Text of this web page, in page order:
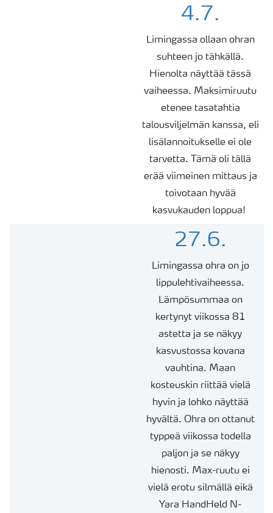
4.7.
Limingassa ollaan ohran
suhteen jo tähkällä.
Hienolta näyttää tässä
vaiheessa. Maksimiruutu
etenee tasatahtia
talousviljelmän kanssa, eli
lisälannoitukselle ei ole
tarvetta. Tämä oli tällä
erää viimeinen mittaus ja
toivotaan hyvää
kasvukauden loppua!
27.6.
Limingassa ohra on jo
lippulehtivaiheessa.
Lämpösummaa on
kertynyt viikossa 81
astetta ja se näkyy
kasvustossa kovana
vauhtina. Maan
kosteuskin riittää vielä
hyvin ja lohko näyttää
hyvältä. Ohra on ottanut
typpeä viikossa todella
paljon ja se näkyy
hienosti. Max-ruutu ei
vielä erotu silmällä eikä
Yara HandHeld N-